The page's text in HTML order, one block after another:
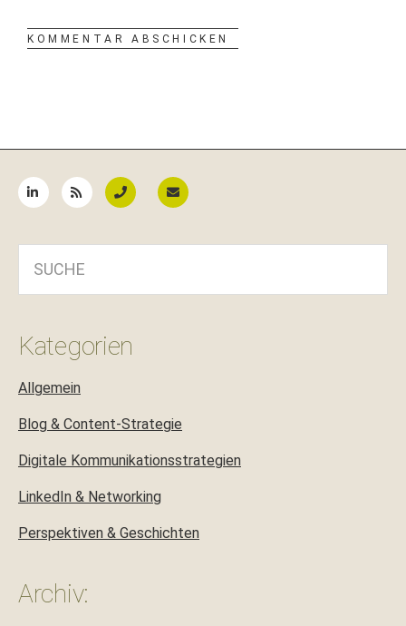
Kategorien
Allgemein
Blog & Content-Strategie
Digitale Kommunikationsstrategien
LinkedIn & Networking
Perspektiven & Geschichten
Archiv: